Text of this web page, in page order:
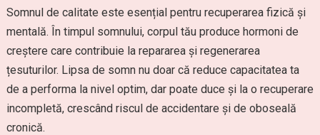
Somnul de calitate este esențial pentru recuperarea fizică și
mentală. În timpul somnului, corpul tău produce hormoni de
creștere care contribuie la repararea și regenerarea
țesuturilor. Lipsa de somn nu doar că reduce capacitatea ta
de a performa la nivel optim, dar poate duce și la o recuperare
incompletă, crescând riscul de accidentare și de oboseală
cronică.